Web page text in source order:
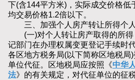
下(含144平方米)，实际成交价格低
均交易价格1.2倍以下。
三、加强个人房产转让所得个人
(一)对个人转让房产取得的所得
记部门在办理权属变更登记手续时
各区地方税务局(以下简称区地税局
单位代征。区地税局应按照《中华
法》的有关规定，对代征单位的征